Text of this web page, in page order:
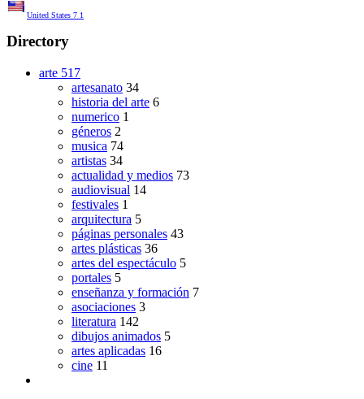
United States 7 1
Directory
arte 517
artesanato 34
historia del arte 6
numerico 1
géneros 2
musica 74
artistas 34
actualidad y medios 73
audiovisual 14
festivales 1
arquitectura 5
páginas personales 43
artes plásticas 36
artes del espectáculo 5
portales 5
enseñanza y formación 7
asociaciones 3
literatura 142
dibujos animados 5
artes aplicadas 16
cine 11